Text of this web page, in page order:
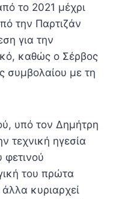
το 2021 μέχρι
την Παρτιζάν
για την
καθώς ο Σέρβος
συμβολαίου με τη
υπό τον Δημήτρη
τεχνική ηγεσία
φετινού
του πρώτα
κυριαρχεί